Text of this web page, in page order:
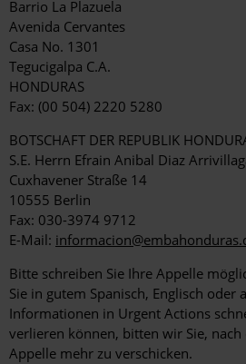
Barrio La Plazuela
Avenida Cervantes
Casa No. 1301
Tegucigalpa C.A.
HONDURAS
Fax: (00 504) 2220 5280
BOTSCHAFT DER REPUBLIK
S.E. Herrn Efrain Anibal Diaz
Cuxhavener Straße 14
10555 Berlin
Fax: 030-3974 9712
E-Mail:
Bitte schreiben Sie Ihre Appelle
Sie in gutem Spanisch, Englisch oder
Informationen in Urgent Actions
verlieren können, bitten wir Sie, nach
Appelle mehr zu verschicken.